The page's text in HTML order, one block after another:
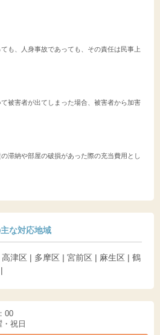
も、人身事故であっても、その責任は民事上
被害者が出てしまった場合、被害者から加害
滞納や部屋の破損があった際の充当費用とし
な対応地域
津区 | 多摩区 | 宮前区 | 麻生区 | 鶴
00
祝日